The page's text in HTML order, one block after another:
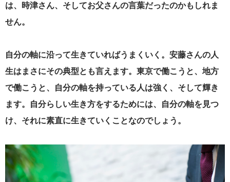
は、時津さん、そしてお父さんの言葉だったのかもしれま
せん。
自分の軸に沿って生きていればうまくいく。安藤さんの人
生はまさにその典型とも言えます。東京で働こうと、地方
で働こうと、自分の軸を持っている人は強く、そして輝き
ます。自分らしい生き方をするためには、自分の軸を見つ
け、それに素直に生きていくことなのでしょう。